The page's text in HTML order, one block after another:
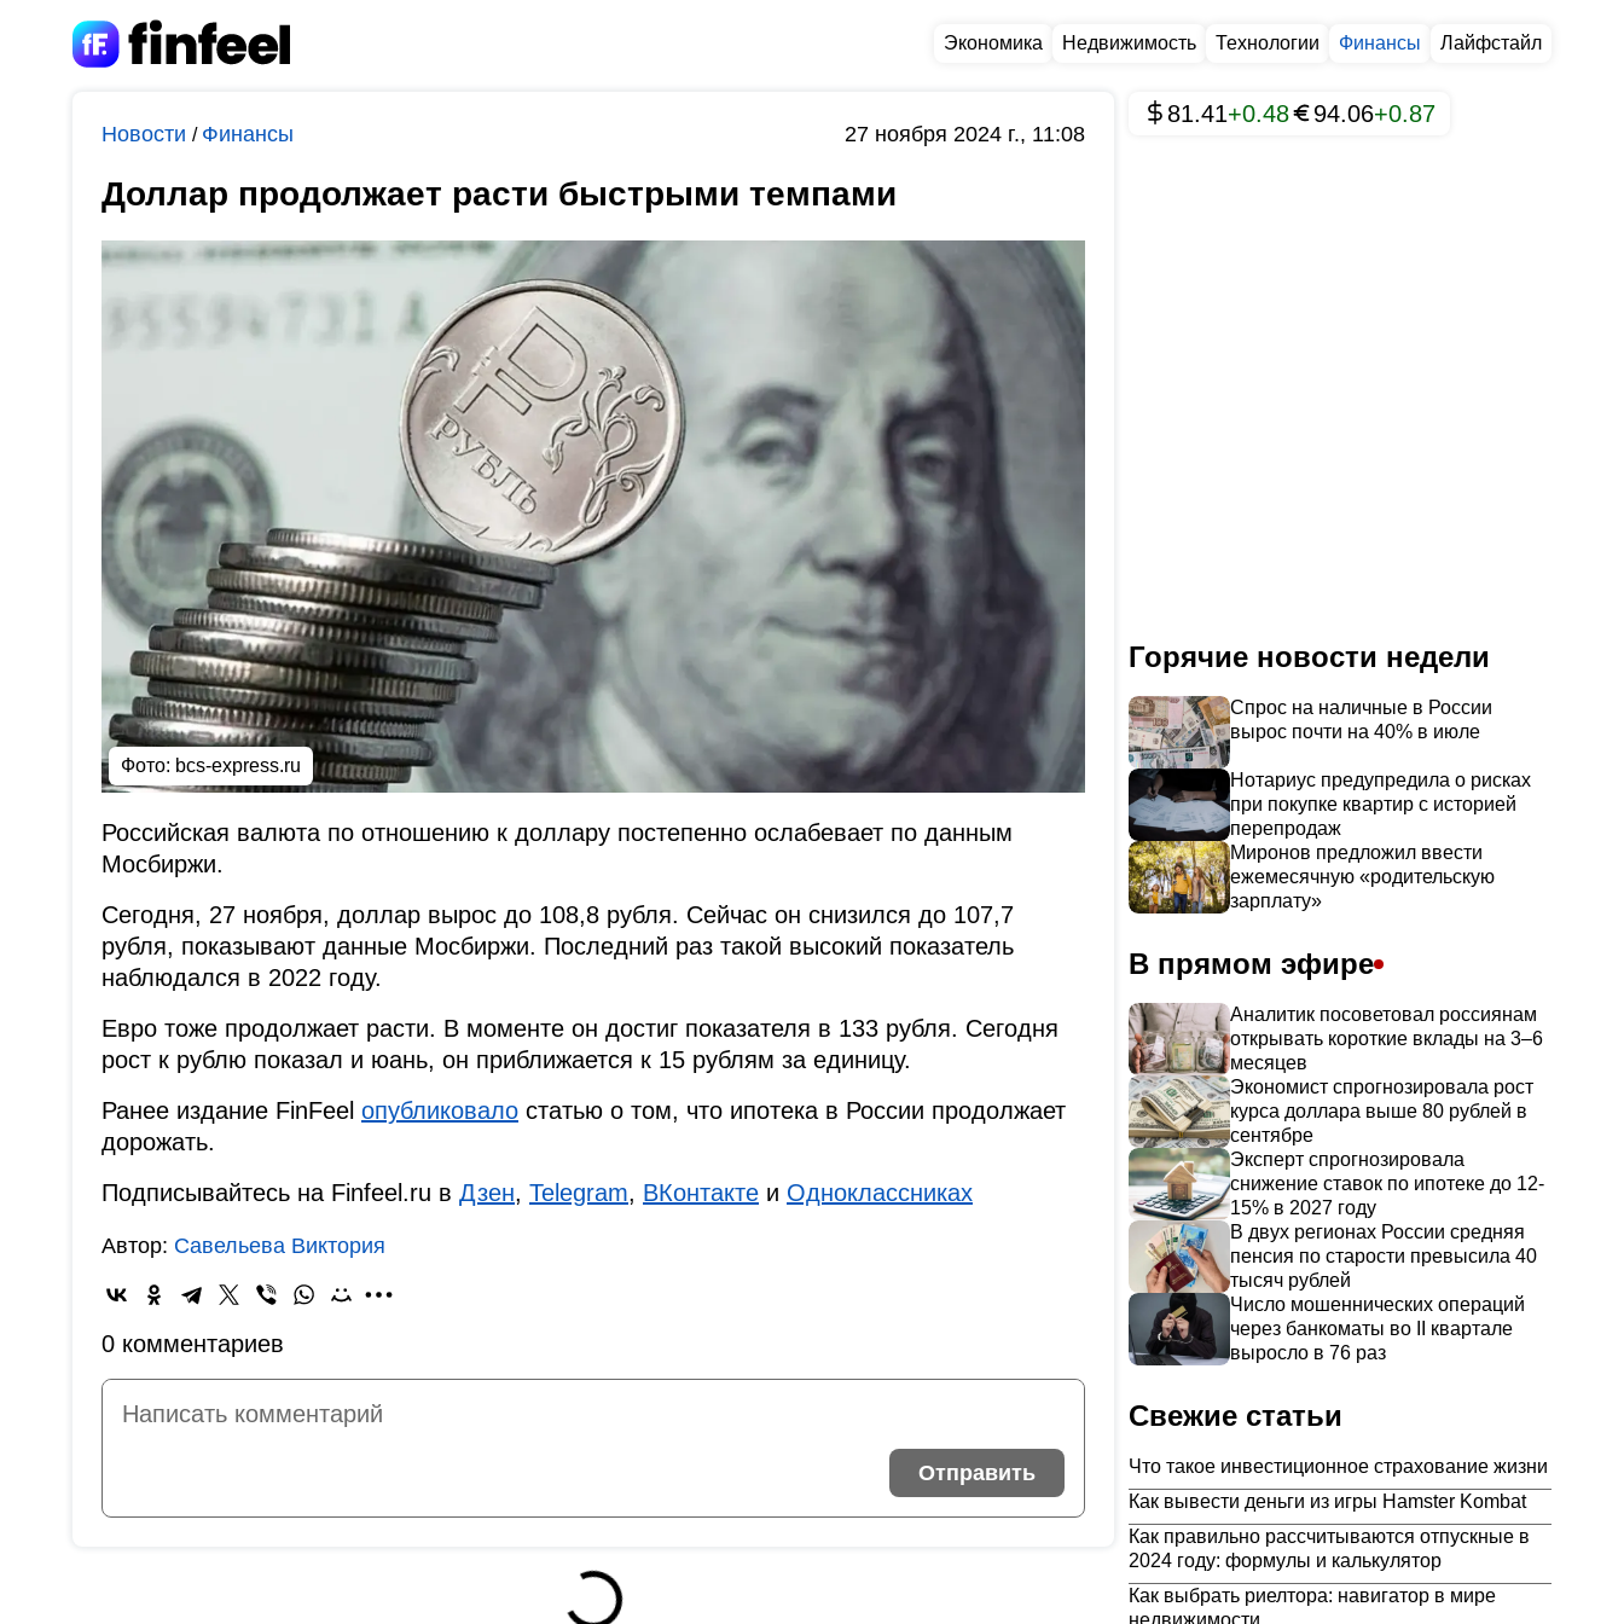
Экономика Недвижимость Технологии Финансы Лайфстайл
Новости / Финансы 27 ноября 2024 г., 11:08
Доллар продолжает расти быстрыми темпами
Фото: bcs-express.ru
Российская валюта по отношению к доллару постепенно ослабевает по данным
Мосбиржи.
Сегодня, 27 ноября, доллар вырос до 108,8 рубля. Сейчас он снизился до 107,7
рубля, показывают данные Мосбиржи. Последний раз такой высокий показатель
наблюдался в 2022 году.
Евро тоже продолжает расти. В моменте он достиг показателя в 133 рубля. Сегодня
рост к рублю показал и юань, он приближается к 15 рублям за единицу.
Ранее издание FinFeel опубликовало статью о том, что ипотека в России продолжает
дорожать.
Подписывайтесь на Finfeel.ru в Дзен, Telegram, ВКонтакте и Одноклассниках
Автор: Савельева Виктория
0 комментариев
Отправить
81.41+0.48 94.06+0.87
Горячие новости недели
Спрос на наличные в России
вырос почти на 40% в июле
Нотариус предупредила о рисках
при покупке квартир с историей
перепродаж
Миронов предложил ввести
ежемесячную «родительскую
зарплату»
В прямом эфире
Аналитик посоветовал россиянам
открывать короткие вклады на 3–6
месяцев
Экономист спрогнозировала рост
курса доллара выше 80 рублей в
сентябре
Эксперт спрогнозировала
снижение ставок по ипотеке до 12-
15% в 2027 году
В двух регионах России средняя
пенсия по старости превысила 40
тысяч рублей
Число мошеннических операций
через банкоматы во II квартале
выросло в 76 раз
Свежие статьи
Что такое инвестиционное страхование жизни
Как вывести деньги из игры Hamster Kombat
Как правильно рассчитываются отпускные в
2024 году: формулы и калькулятор
Как выбрать риелтора: навигатор в мире
недвижимости